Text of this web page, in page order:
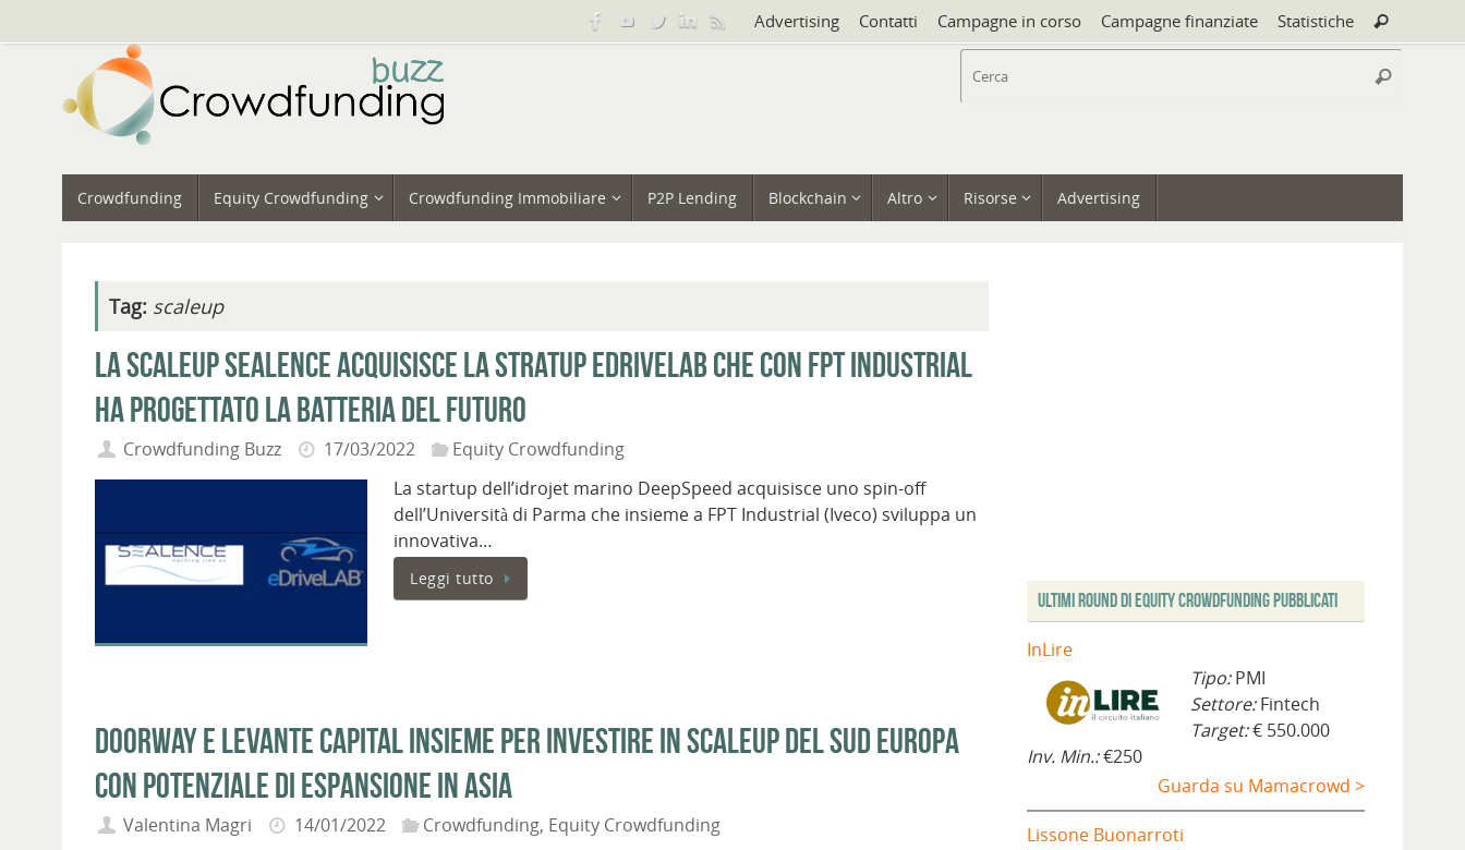
al
contenuto
Advertising Contatti Campagne in corso Campagne finanziate Statistiche Cerca
Cerca
Crowdfunding Equity Crowdfunding Crowdfunding Immobiliare P2P Lending Blockchain Altro Risorse Advertising
Tag: scaleup
La scaleup Sealence acquisisce la stratup eDriveLAB che con FPT Industrial
ha progettato la batteria del futuro
Crowdfunding Buzz 17/03/2022
Equity Crowdfunding
La startup dell’idrojet marino DeepSpeed acquisisce uno spin-off
dell’Università di Parma che insieme a FPT Industrial (Iveco) sviluppa un
innovativa…
Leggi tutto
Doorway e Levante Capital insieme per investire in scaleup del sud Europa
con potenziale di espansione in Asia
Valentina Magri 14/01/2022 Crowdfunding, Equity Crowdfunding
Ultimi Round di Equity Crowdfunding Pubblicati
InLire
Tipo:PMI
Settore:Fintech
Target:€ 550.000
Inv. Min.:€250
Guarda su Mamacrowd >
Lissone Buonarroti